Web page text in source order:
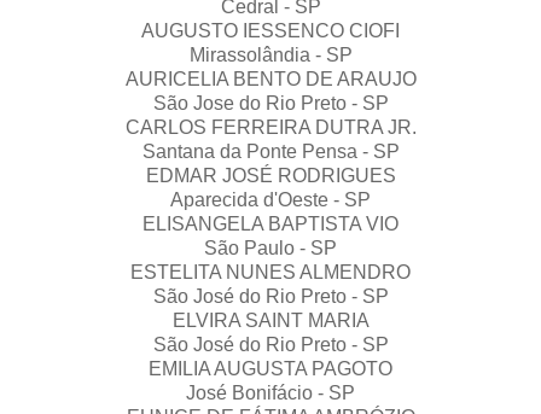
Cedral - SP
AUGUSTO IESSENCO CIOFI
Mirassolândia - SP
AURICELIA BENTO DE ARAUJO
São Jose do Rio Preto - SP
CARLOS FERREIRA DUTRA JR.
Santana da Ponte Pensa - SP
EDMAR JOSÉ RODRIGUES
Aparecida d'Oeste - SP
ELISANGELA BAPTISTA VIO
São Paulo - SP
ESTELITA NUNES ALMENDRO
São José do Rio Preto - SP
ELVIRA SAINT MARIA
São José do Rio Preto - SP
EMILIA AUGUSTA PAGOTO
José Bonifácio - SP